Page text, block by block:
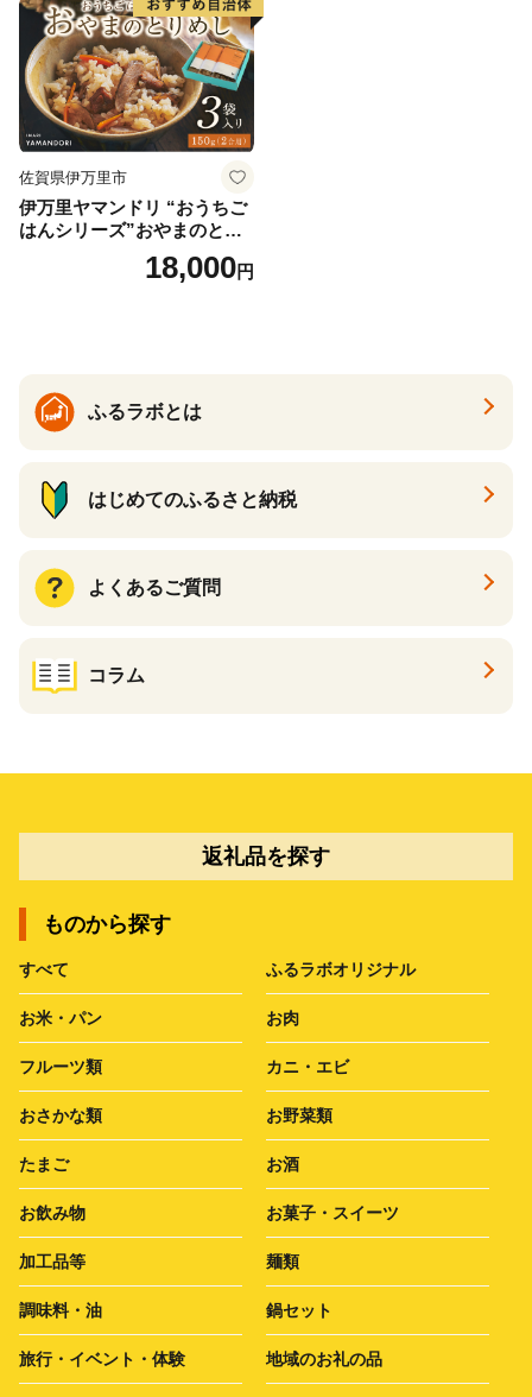
佐賀県伊万里市
伊万里ヤマンドリ “おうちご
はんシリーズ”おやまのとり
18,000円
ふるラボとは
はじめてのふるさと納税
よくあるご質問
コラム
返礼品を探す
ものから探す
すべて ふるラボオリジナル
お米・パン お肉
フルーツ類 カニ・エビ
おさかな類 お野菜類
たまご お酒
お飲み物 お菓子・スイーツ
加工品等 麺類
調味料・油 鍋セット
旅行・イベント・体験 地域のお礼の品